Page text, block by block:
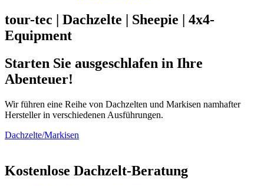
tour-tec | Dachzelte | Sheepie | 4x4-
Equipment
Starten Sie ausgeschlafen in Ihre
Abenteuer!
Wir führen eine Reihe von Dachzelten und Markisen namhafter
Hersteller in verschiedenen Ausführungen.
Dachzelte/Markisen
Kostenlose Dachzelt-Beratung